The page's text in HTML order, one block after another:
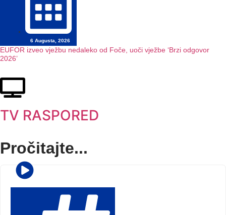
6 Augusta, 2026
EUFOR izveo vježbu nedaleko od Foče, uoči vježbe ‘Brzi odgovor
2026’
TV RASPORED
Pročitajte...